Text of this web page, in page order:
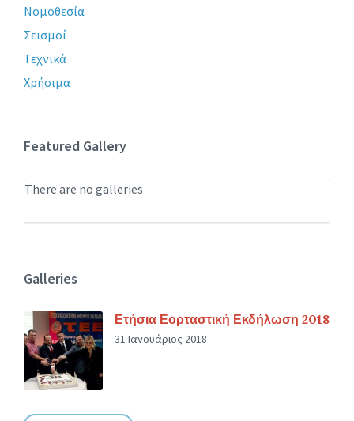
Νομοθεσία
Σεισμοί
Τεχνικά
Χρήσιμα
Featured Gallery
There are no galleries
Galleries
Ετήσια Εορταστική Εκδήλωση 2018
31 Ιανουάριος 2018